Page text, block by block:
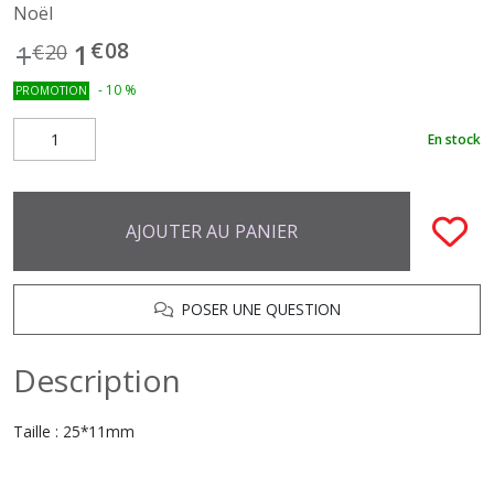
Noël
1€20 1 €08
PROMOTION - 10 %
En stock
AJOUTER AU PANIER
POSER UNE QUESTION
Description
Taille : 25*11mm